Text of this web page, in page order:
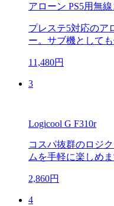
アローン PS5用無
プレステ5対応のア
ー。サブ機としても
11,480円
3
Logicool G F310r
コスパ抜群のロジ
ムを手軽に楽しめま
2,860円
4